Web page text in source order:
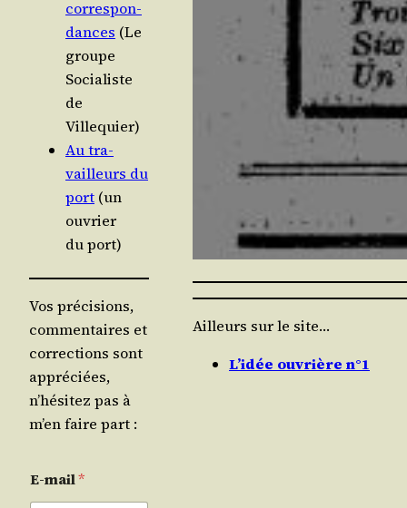
cor­res­pon­
dances (Le
groupe
Socia­liste
de
Villequier)
Au tra­
vailleurs du
port (un
ouvrier
du port)
Vos précisions,
commentaires et
corrections sont
appréciées,
n’hésitez pas à
m’en faire part :
E-mail*
Ailleurs sur le site…
L’idée ouvrière n°1